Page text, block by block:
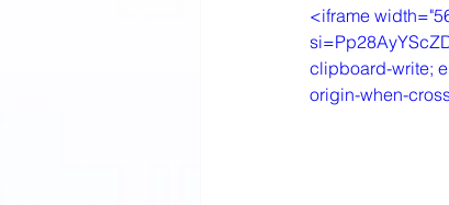
<iframe
clipboard-write;
origin-when-